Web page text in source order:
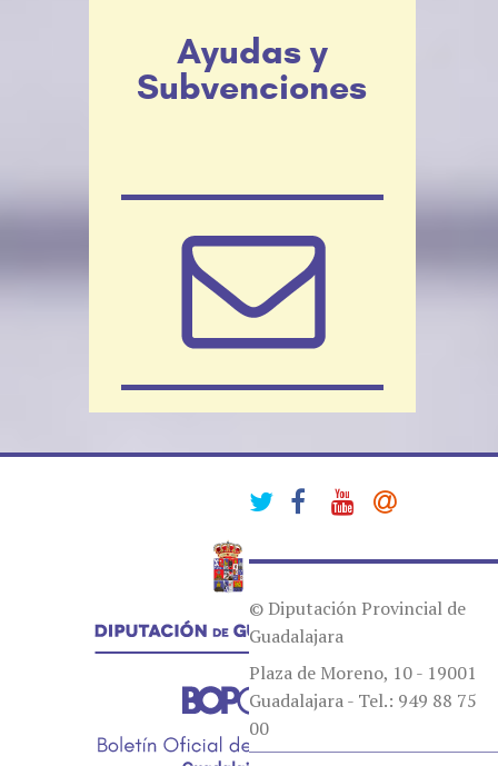
Ayudas y
Subvenciones
© Diputación Provincial de
Guadalajara
Plaza de Moreno, 10 - 19001
Guadalajara - Tel.: 949 88 75
00